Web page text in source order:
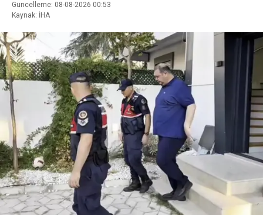
Güncelleme: 08-08-2026 00:53
Kaynak: İHA